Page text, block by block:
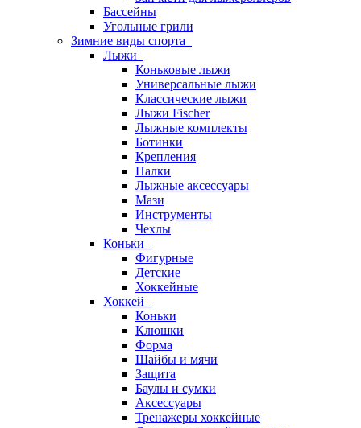
Бассейны
Угольные грили
Зимние виды спорта
Лыжи
Коньковые лыжи
Универсальные лыжи
Классические лыжи
Лыжи Fischer
Лыжные комплекты
Ботинки
Крепления
Палки
Лыжные аксессуары
Мази
Инструменты
Чехлы
Коньки
Фигурные
Детские
Хоккейные
Хоккей
Коньки
Клюшки
Форма
Шайбы и мячи
Защита
Баулы и сумки
Аксессуары
Тренажеры хоккейные